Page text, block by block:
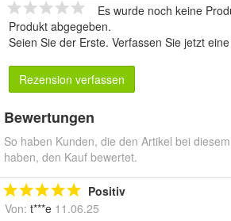
Es wurde noch keine
Produkt abgegeben.
Seien Sie der Erste. Verfassen Sie jetzt
Rezension verfassen
Bewertungen
So haben Kunden, die den Artikel bei
haben, den Kauf bewertet.
Positiv
Von: t***e 11.06.25